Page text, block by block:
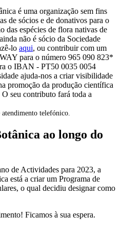
é uma organização sem fins
de sócios e de donativos para o
das espécies de flora nativas de
não é sócio da Sociedade
lo aqui, ou contribuir com um
para o número 965 090 823*
o IBAN - PT50 0035 0054
ajuda-nos a criar visibilidade
promoção da produção científica
seu contributo fará toda a
telefónico.
ao longo do
de Actividades para 2023, a
está a criar um Programa de
o qual decidiu designar como
Ficamos à sua espera.